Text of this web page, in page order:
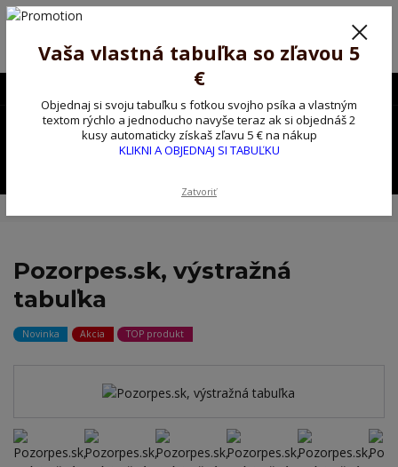
Poprosíme ctených zákazníkov o trpezlivosť, v tomto období máme
Preto sme Vám pripravili malý darček ako ospravedlnenie.
!!! ZĽAVA 5€ na PRVÚ objednávku nad 30€ s kódom pozorpes5 !!!
0,00 EUR
Pozorpes.sk, výstražná
tabuľka
Novinka Akcia TOP produkt
Vaša vlastná tabuľka so zľavou 5
€
Objednaj si svoju tabuľku s fotkou svojho psíka a vlastným
textom rýchlo a jednoducho navyše teraz ak si objednáš 2
kusy automaticky získaš zľavu 5 € na nákup
KLIKNI A OBJEDNAJ SI TABUĽKU
Zatvoriť